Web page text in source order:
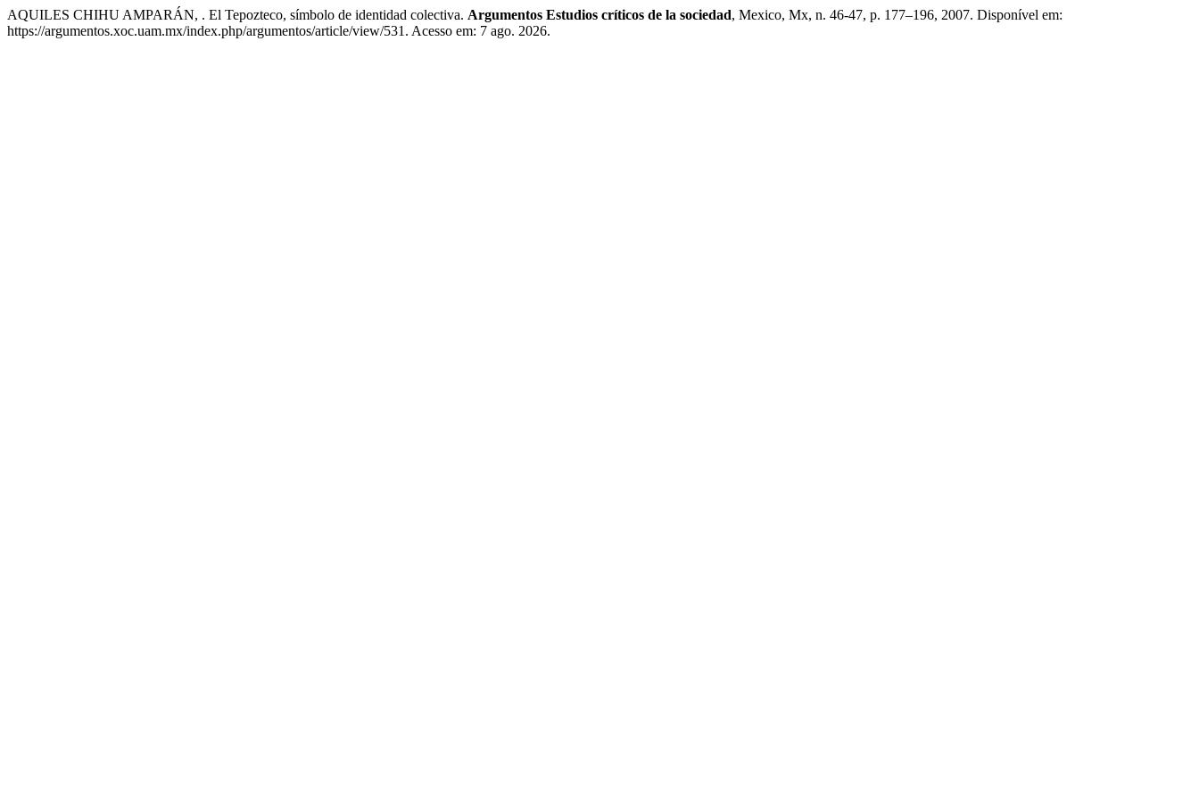
AQUILES CHIHU AMPARÁN, . El Tepozteco, símbolo de identidad colectiva. Argumentos Estudios críticos de la sociedad, Mexico, Mx, n. 46-47, p. 177–196, 2007. Disponível em:
https://argumentos.xoc.uam.mx/index.php/argumentos/article/view/531. Acesso em: 7 ago. 2026.